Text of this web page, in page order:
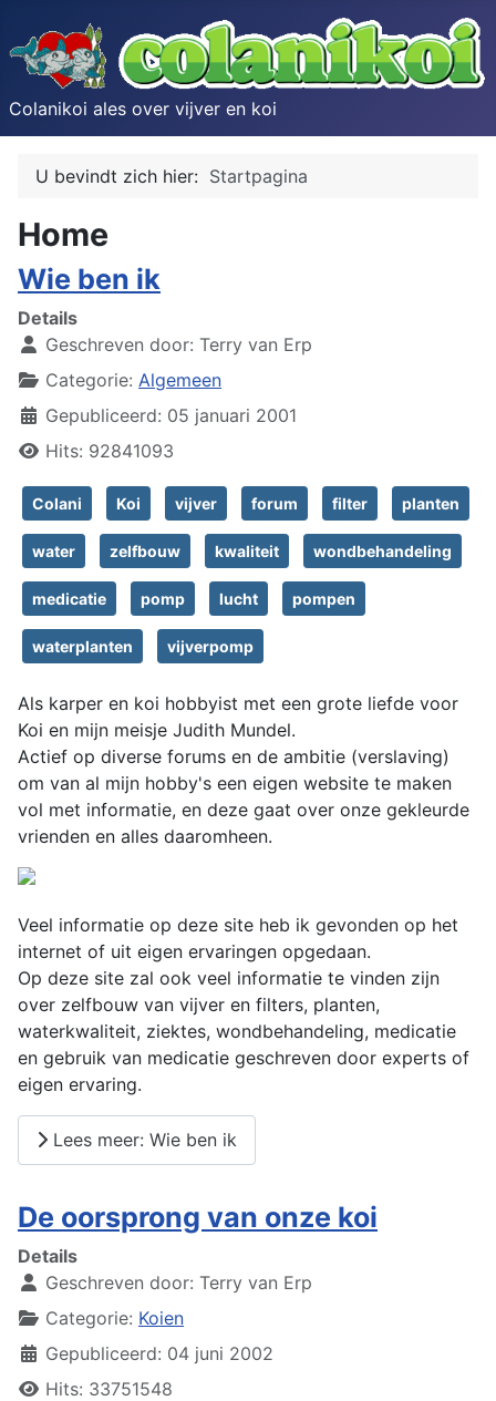
Colanikoi ales over vijver en koi
U bevindt zich hier: Startpagina
Home
Wie ben ik
Details
Geschreven door: Terry van Erp
Categorie: Algemeen
Gepubliceerd: 05 januari 2001
Hits: 92841093
Colani Koi vijver forum filter planten
water zelfbouw kwaliteit wondbehandeling
medicatie pomp lucht pompen
waterplanten vijverpomp
Als karper en koi hobbyist met een grote liefde voor
Koi en mijn meisje Judith Mundel.
Actief op diverse forums en de ambitie (verslaving)
om van al mijn hobby's een eigen website te maken
vol met informatie, en deze gaat over onze gekleurde
vrienden en alles daaromheen.
Veel informatie op deze site heb ik gevonden op het
internet of uit eigen ervaringen opgedaan.
Op deze site zal ook veel informatie te vinden zijn
over zelfbouw van vijver en filters, planten,
waterkwaliteit, ziektes, wondbehandeling, medicatie
en gebruik van medicatie geschreven door experts of
eigen ervaring.
Lees meer: Wie ben ik
De oorsprong van onze koi
Details
Geschreven door: Terry van Erp
Categorie: Koien
Gepubliceerd: 04 juni 2002
Hits: 33751548